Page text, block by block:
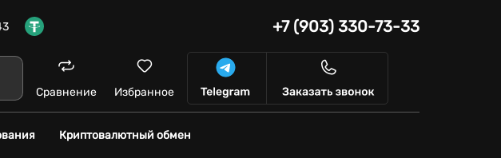
+7 (903) 330-73-33
Сравнение Избранное
Криптовалютный обмен